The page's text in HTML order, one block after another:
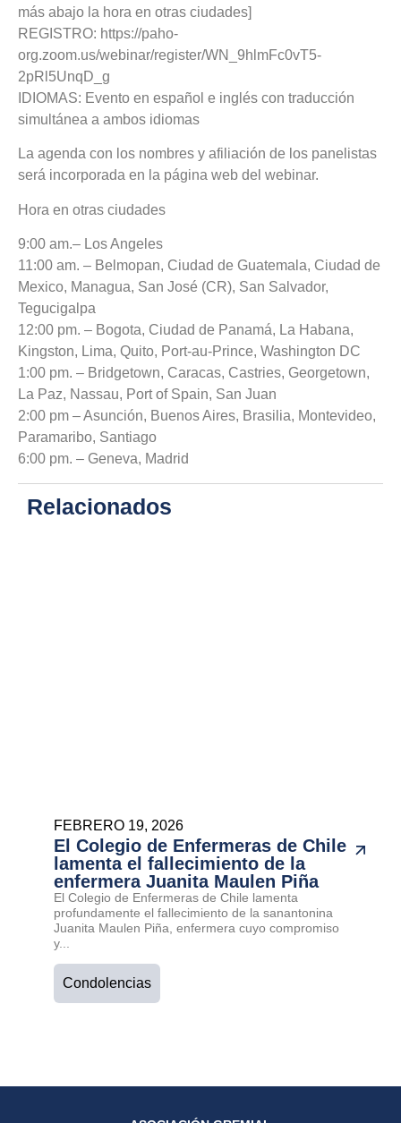
más abajo la hora en otras ciudades]
REGISTRO: https://paho-
org.zoom.us/webinar/register/WN_9hlmFc0vT5-
2pRl5UnqD_g
IDIOMAS: Evento en español e inglés con traducción
simultánea a ambos idiomas
La agenda con los nombres y afiliación de los panelistas
será incorporada en la página web del webinar.
Hora en otras ciudades
9:00 am.– Los Angeles
11:00 am. – Belmopan, Ciudad de Guatemala, Ciudad de
Mexico, Managua, San José (CR), San Salvador,
Tegucigalpa
12:00 pm. – Bogota, Ciudad de Panamá, La Habana,
Kingston, Lima, Quito, Port-au-Prince, Washington DC
1:00 pm. – Bridgetown, Caracas, Castries, Georgetown,
La Paz, Nassau, Port of Spain, San Juan
2:00 pm – Asunción, Buenos Aires, Brasilia, Montevideo,
Paramaribo, Santiago
6:00 pm. – Geneva, Madrid
Relacionados
FEBRERO 19, 2026
El Colegio de Enfermeras de Chile
lamenta el fallecimiento de la
enfermera Juanita Maulen Piña
El Colegio de Enfermeras de Chile lamenta
profundamente el fallecimiento de la sanantonina
Juanita Maulen Piña, enfermera cuyo compromiso
y...
Condolencias